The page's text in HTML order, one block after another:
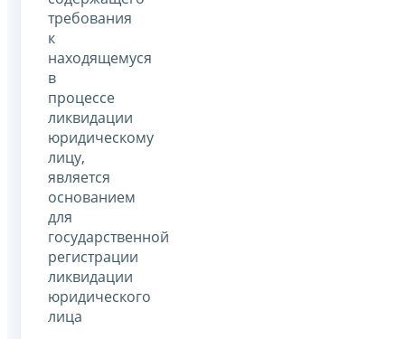
требования
к
находящемуся
в
процессе
ликвидации
юридическому
лицу,
является
основанием
для
государственной
регистрации
ликвидации
юридического
лица